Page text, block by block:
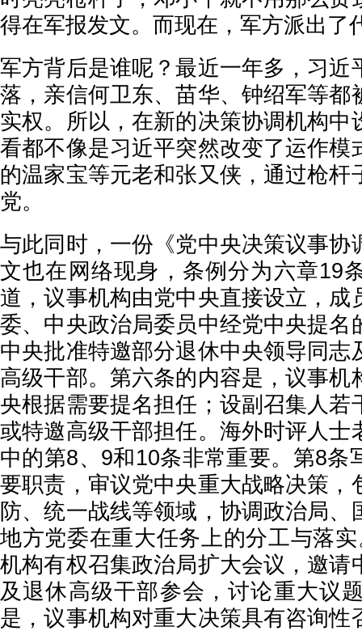
得在军报发文。而现在，军方派出了
军方背后是谁呢？最近一年多，习近
落，亲信何卫东、苗华、钟绍军等都
实权。所以，在新的决策协调机构中
看都不像是习近平突然改变了运作模
的温家宝等元老和张又侠，通过枪杆
党。
与此同时，一份《党中央决策议事协
文也在网络现身，条例分为六章19
道，议事机构由党中央直接设立，成
委、中央政治局委员中经党中央提名
中央批准特邀部分退休中央领导同志
高级干部。第六条的内容是，议事机
央根据需要提名担任；设副召集人若
或特邀高级干部担任。海外时评人士
中的第8、9和10条非常重要。第8条
要职责，审议党中央重大战略决策，
防、统一战线等领域，协调政治局、
地方党委在重大任务上的分工与落
机构有权召集政治局扩大会议，邀请
及退休高级干部参会，讨论重大议
是，议事机构对重大决策具有咨询性